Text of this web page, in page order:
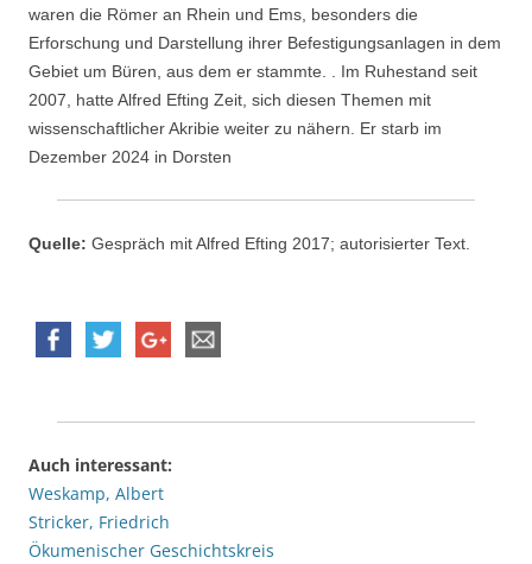
waren die Römer an Rhein und Ems, besonders die
Erforschung und Darstellung ihrer Befestigungsanlagen in dem
Gebiet um Büren, aus dem er stammte. . Im Ruhestand seit
2007, hatte Alfred Efting Zeit, sich diesen Themen mit
wissenschaftlicher Akribie weiter zu nähern. Er starb im
Dezember 2024 in Dorsten
Quelle: Gespräch mit Alfred Efting 2017; autorisierter Text.
Auch interessant:
Weskamp, Albert
Stricker, Friedrich
Ökumenischer Geschichtskreis